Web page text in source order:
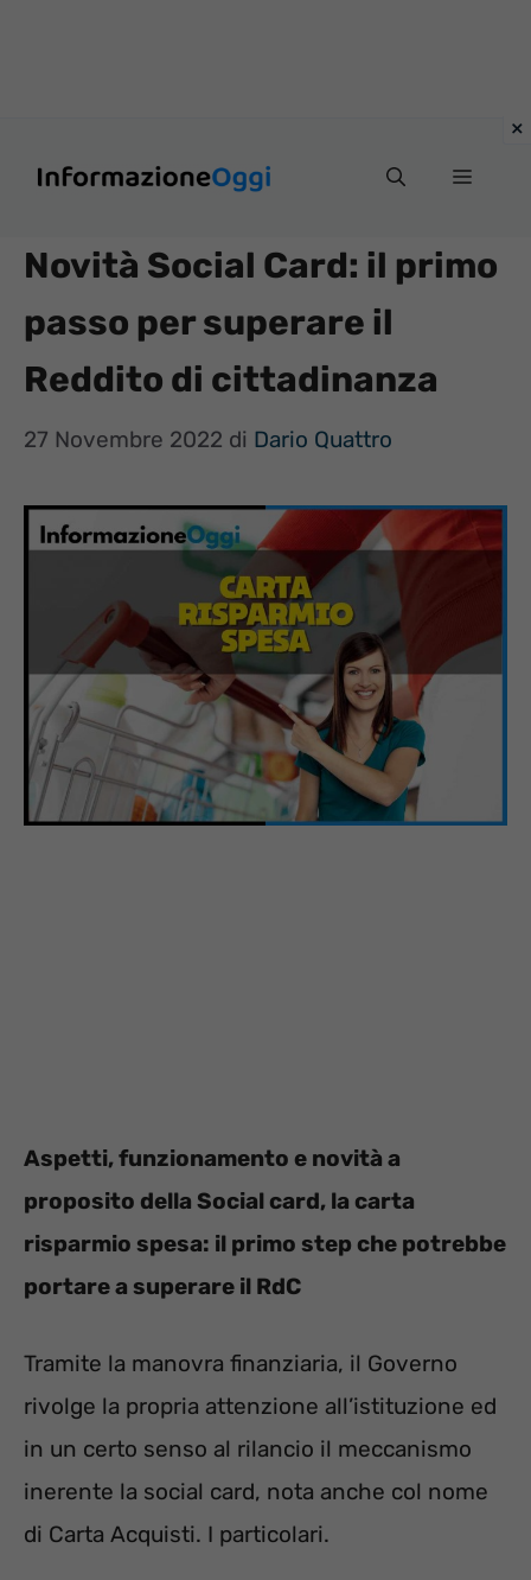
Menu
Novità Social Card: il primo
passo per superare il
Reddito di cittadinanza
27 Novembre 2022 di Dario Quattro
Aspetti, funzionamento e novità a
proposito della Social card, la carta
risparmio spesa: il primo step che potrebbe
portare a superare il RdC
Tramite la manovra finanziaria, il Governo
rivolge la propria attenzione all’istituzione ed
in un certo senso al rilancio il meccanismo
inerente la social card, nota anche col nome
di Carta Acquisti. I particolari.